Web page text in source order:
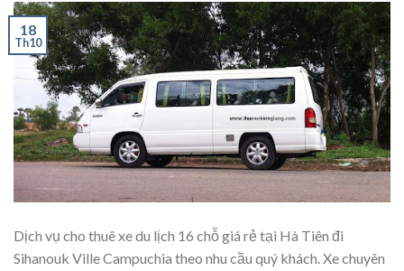
18
Th10
Dịch vụ cho thuê xe du lịch 16 chỗ giá rẻ tại Hà Tiên đi
Sihanouk Ville Campuchia theo nhu cầu quý khách. Xe chuyên